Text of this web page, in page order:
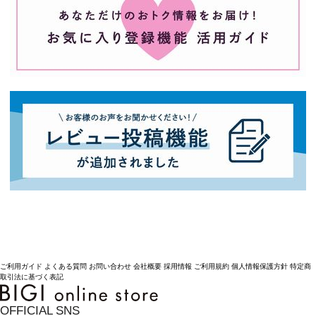
ご利用ガイド よくある質問 お問い合わせ 会社概要 採用情報 ご利用規約 個人情報保護方針 特定商
取引法に基づく表記
OFFICIAL SNS